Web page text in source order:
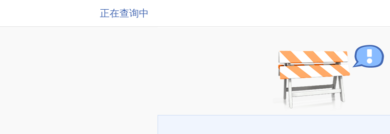
正在查询中